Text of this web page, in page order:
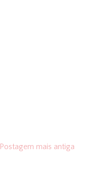
Postagem mais antiga